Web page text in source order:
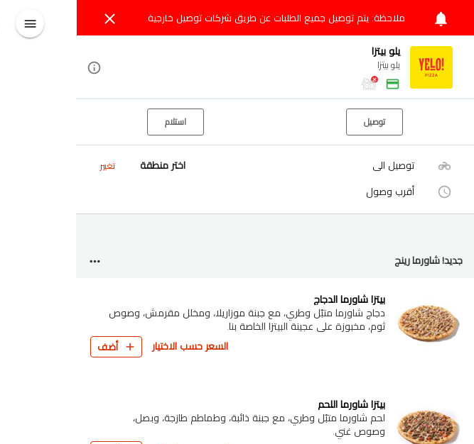
ملاحظة: يتم توصيل جميع الطلبات عن طريق شركات توصيل خارجية.
يلو بيتزا
يلو بيتزا
توصيل استلام
توصيل الى اختر منطقة تغيير
أقرب وصول
جديد! شاورما رينج
بيتزا شاورما الدجاج
دجاج شاورما متبّل وطري، مع جبنة موزاريلا، ومخلل مقرمش، وصوص
ثوم، مخبوزة على عجينة البيتزا الخاصة بنا.
السعر حسب الاختيار
أضف
بيتزا شاورما اللحم
لحم شاورما متبّل وطري، مع جبنة ذائبة، وطماطم طازجة، وبصل،
وصوص غني.